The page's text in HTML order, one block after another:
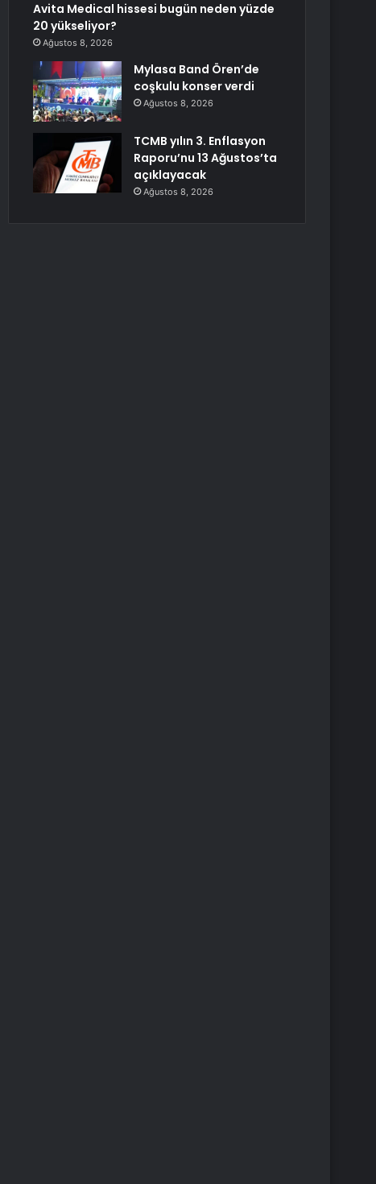
Avita Medical hissesi bugün neden yüzde
20 yükseliyor?
Ağustos 8, 2026
Mylasa Band Ören’de
coşkulu konser verdi
Ağustos 8, 2026
TCMB yılın 3. Enflasyon
Raporu’nu 13 Ağustos’ta
açıklayacak
Ağustos 8, 2026